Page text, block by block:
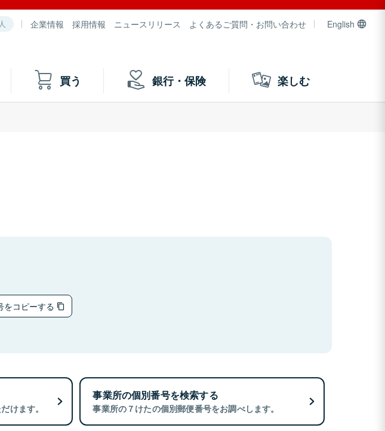
企業情報 採用情報 ニュースリリース よくあるご質問・お問い合わせ English
買う 銀行・保険 楽しむ
をコピーする
けます。
事業所の個別番号を検索する
事業所の７けたの個別郵便番号をお調べします。